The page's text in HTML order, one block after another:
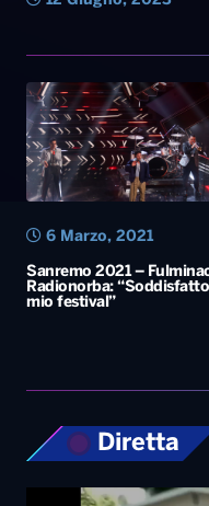
Sanremo 2021 –
Radionorba: “Soddisfatto
mio festival”
6 Marzo, 2021
Diretta